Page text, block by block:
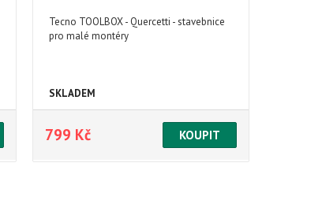
Tecno TOOLBOX - Quercetti - stavebnice
pro malé montéry
SKLADEM
799 Kč